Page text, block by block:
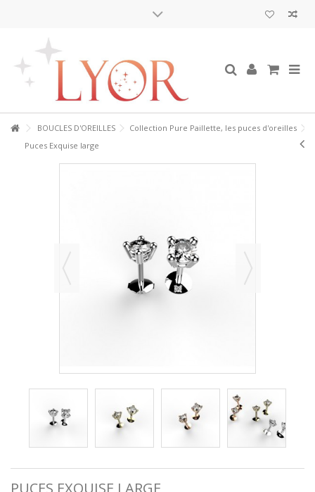
BOUCLES D'OREILLES
Collection Pure Paillette, les puces d'oreilles
Puces Exquise large
PUCES EXQUISE LARGE